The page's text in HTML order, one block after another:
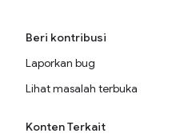
Beri kontribusi
Laporkan bug
Lihat masalah terbuka
Konten Terkait